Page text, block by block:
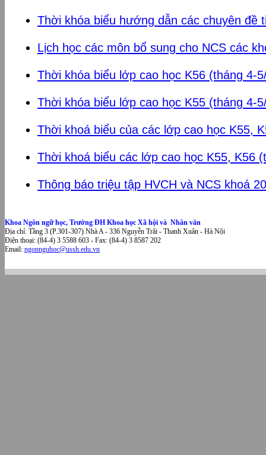
Thời khóa biểu hướng dẫn các chuyên đề
Lịch học các môn bổ sung cho NCS các
Thời khóa biểu lớp cao học K56 (tháng 4-
Thời khóa biểu lớp cao học K55 (tháng 4-
Thời khoá biểu của các lớp cao học K55,
Thời khoá biểu các lớp cao học K55, K56
Thông báo triệu tập HVCH và NCS khoá
Khoa Ngôn ngữ học, Trường ĐH Khoa học Xã hội và Nhân văn
Địa chỉ: Tầng 3 (P.301-307) Nhà A - 336 Nguyễn Trãi - Thanh Xuân - Hà Nội
Điện thoại: (84-4) 3 5588 603 - Fax: (84-4) 3 8587 202
Email: ngonnguhoc@ussh.edu.vn